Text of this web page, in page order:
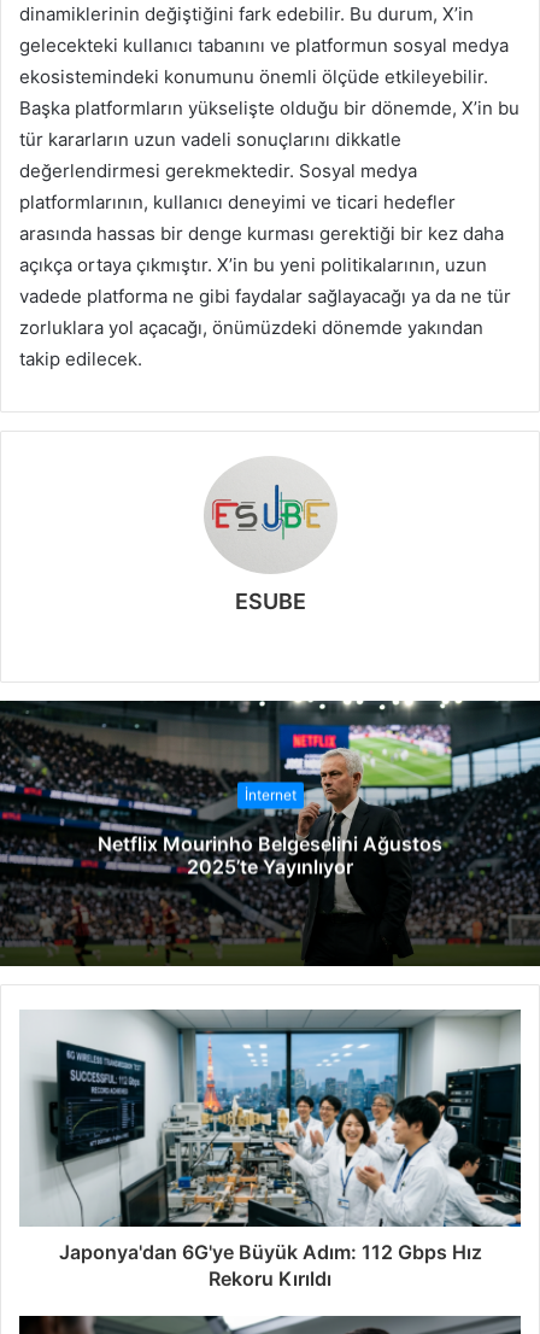
dinamiklerinin değiştiğini fark edebilir. Bu durum, X’in
gelecekteki kullanıcı tabanını ve platformun sosyal medya
ekosistemindeki konumunu önemli ölçüde etkileyebilir.
Başka platformların yükselişte olduğu bir dönemde, X’in bu
tür kararların uzun vadeli sonuçlarını dikkatle
değerlendirmesi gerekmektedir. Sosyal medya
platformlarının, kullanıcı deneyimi ve ticari hedefler
arasında hassas bir denge kurması gerektiği bir kez daha
açıkça ortaya çıkmıştır. X’in bu yeni politikalarının, uzun
vadede platforma ne gibi faydalar sağlayacağı ya da ne tür
zorluklara yol açacağı, önümüzdeki dönemde yakından
takip edilecek.
ESUBE
b
s
i
t
e
s
i
İnternet
Netflix Mourinho Belgeselini Ağustos
2025’te Yayınlıyor
Japonya'dan 6G'ye Büyük Adım: 112 Gbps Hız
Rekoru Kırıldı